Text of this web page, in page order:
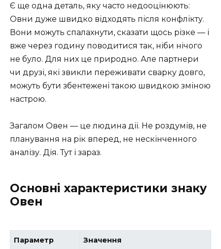
Є ще одна деталь, яку часто недооцінюють:
Овни дуже швидко відходять після конфлікту.
Вони можуть спалахнути, сказати щось різке — і
вже через годину поводитися так, ніби нічого
не було. Для них це природно. Але партнери
чи друзі, які звикли переживати сварку довго,
можуть бути збентежені такою швидкою зміною
настрою.
Загалом Овен — це людина дії. Не роздумів, не
планування на рік вперед, не нескінченного
аналізу. Дія. Тут і зараз.
Основні характеристики знаку
Овен
Параметр Значення